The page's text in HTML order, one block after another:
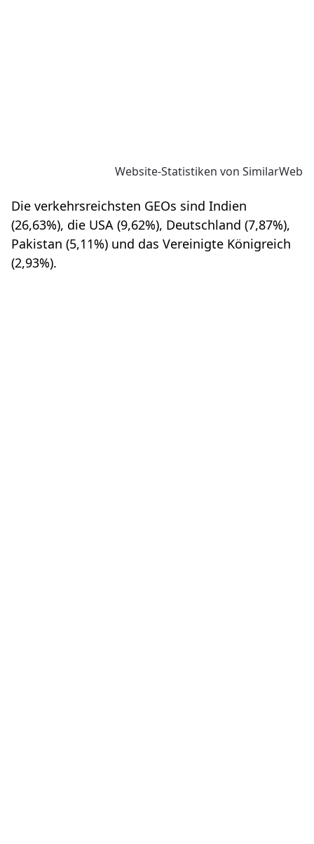
Website-Statistiken von SimilarWeb
Die verkehrsreichsten GEOs sind Indien
(26,63%), die USA (9,62%), Deutschland (7,87%),
Pakistan (5,11%) und das Vereinigte Königreich
(2,93%).